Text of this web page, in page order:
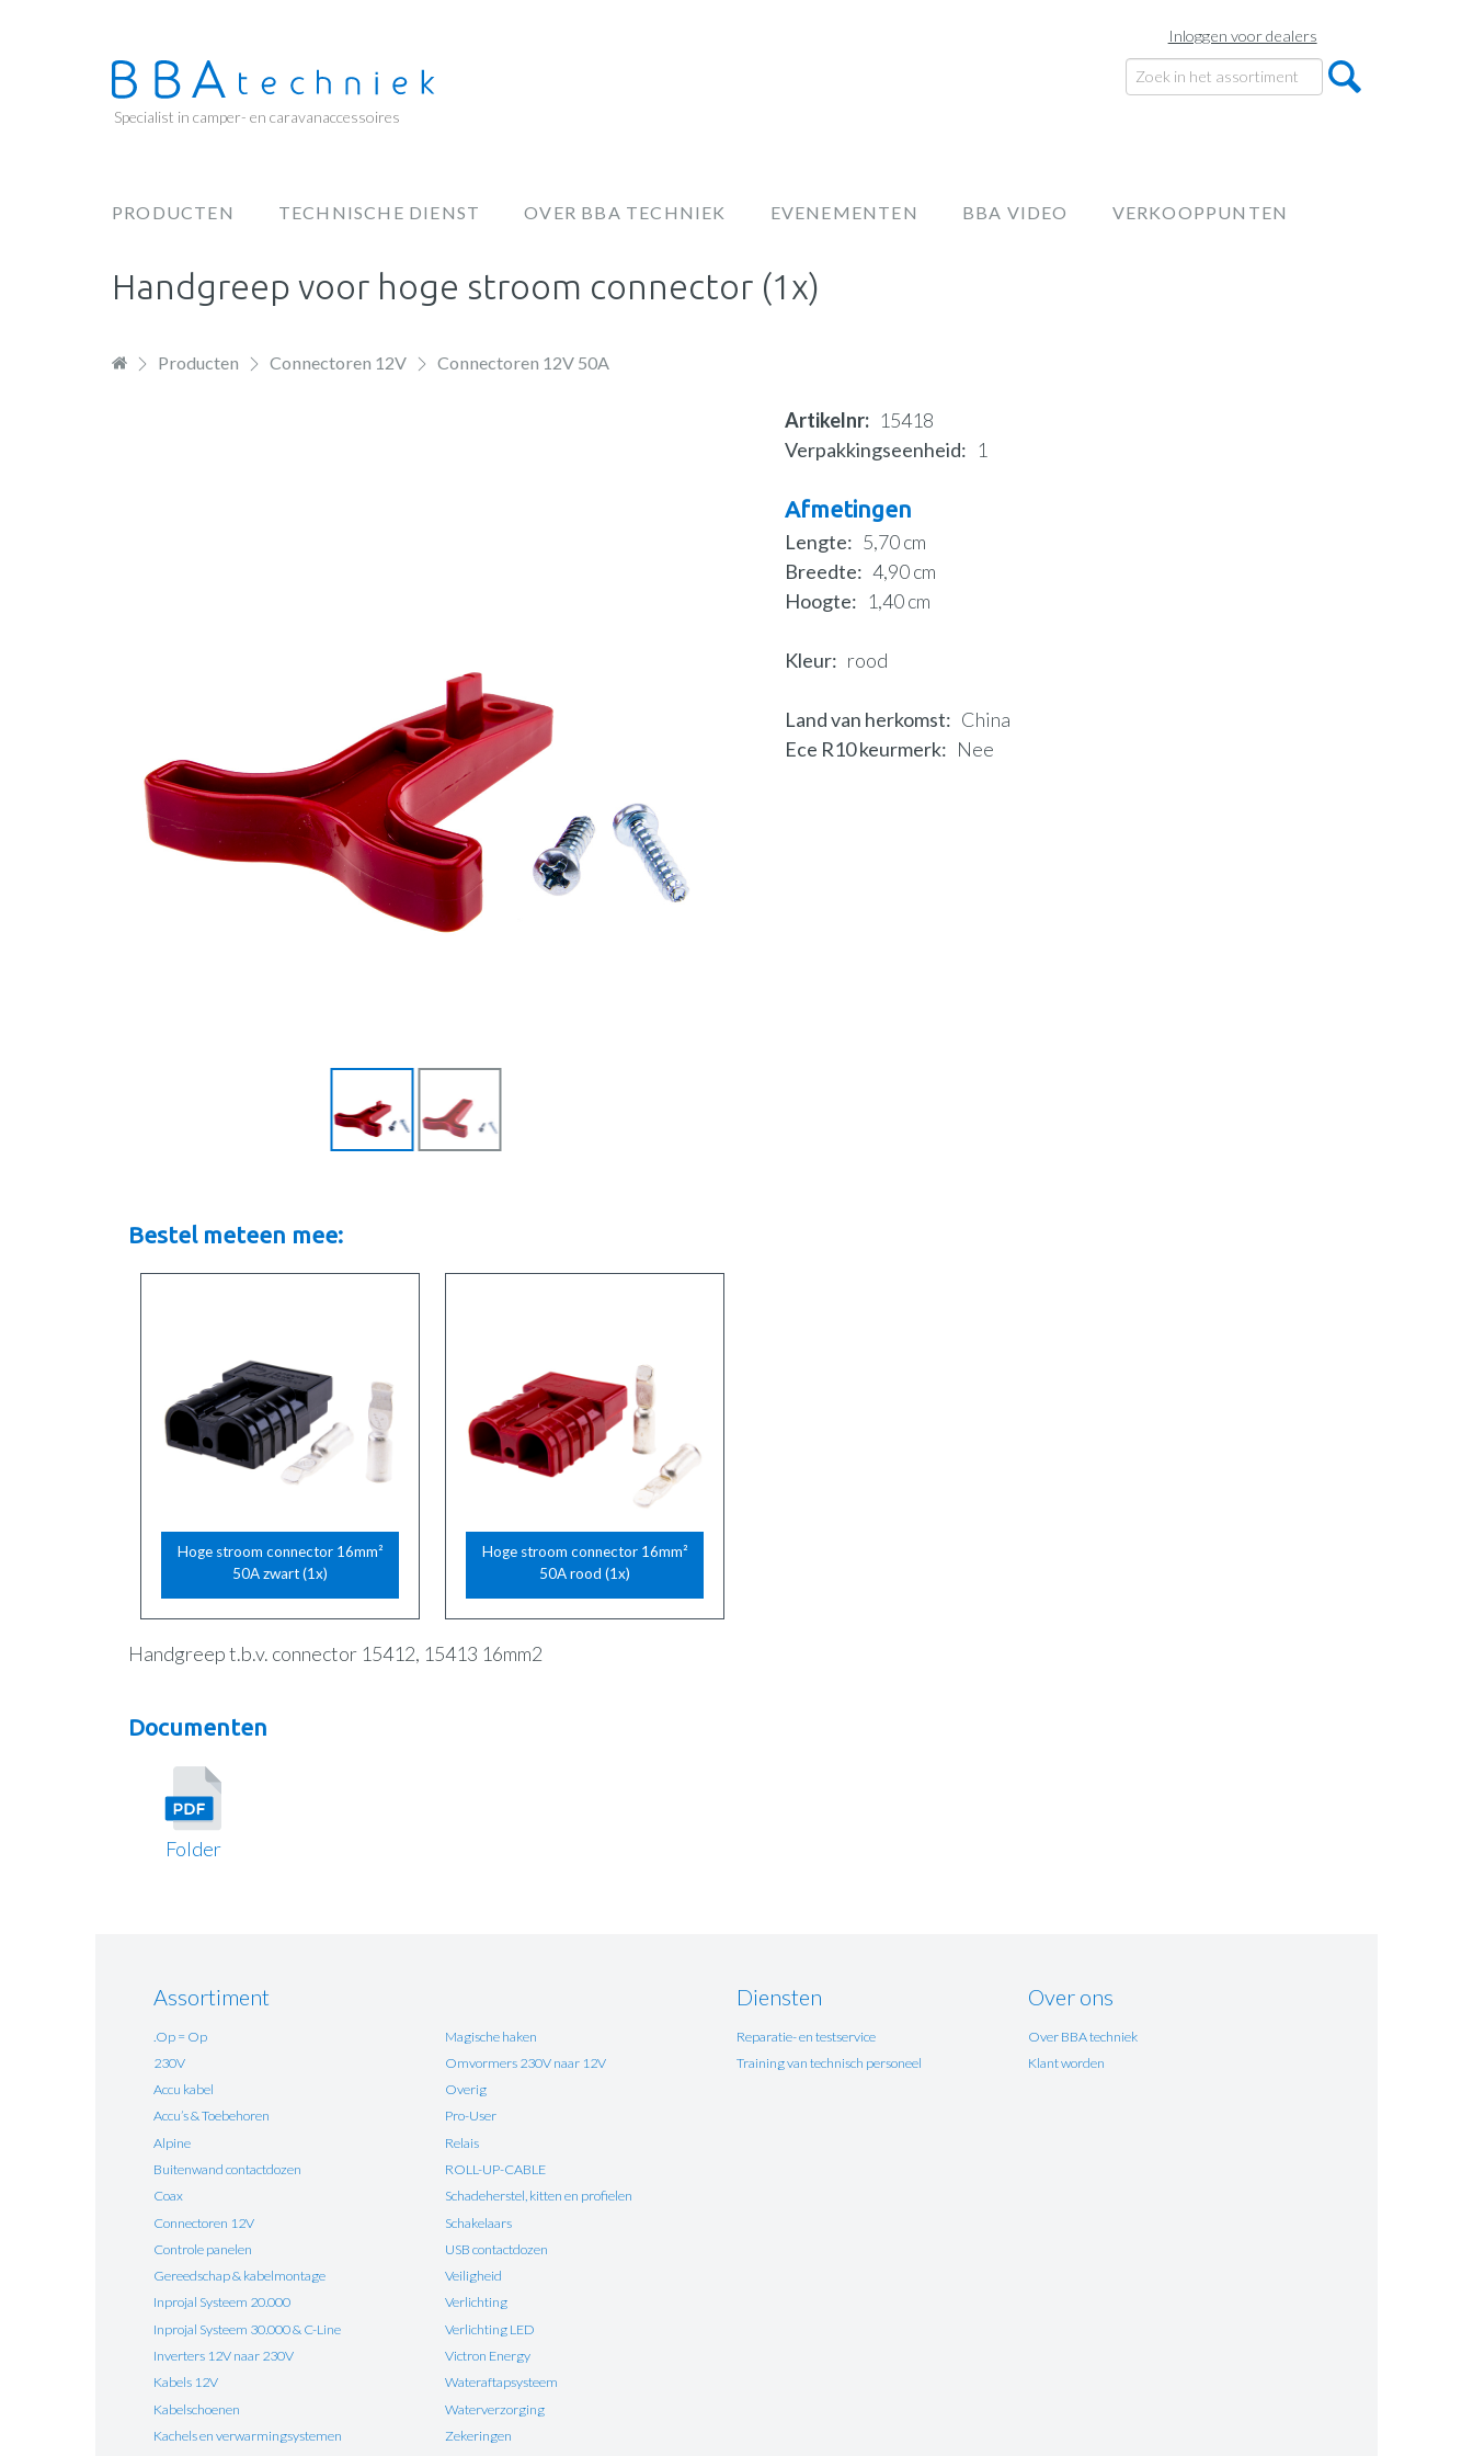
Inloggen voor dealers
Specialist in camper- en caravanaccessoires
PRODUCTEN TECHNISCHE DIENST OVER BBA TECHNIEK EVENEMENTEN BBA VIDEO VERKOOPPUNTEN
Handgreep voor hoge stroom connector (1x)
Producten Connectoren 12V Connectoren 12V 50A
Artikelnr
15418
Verpakkingseenheid
1
Afmetingen
Lengte
5,70 cm
Breedte
4,90 cm
Hoogte
1,40 cm
Kleur rood
Land van herkomst
China
Ece R10 keurmerk
Nee
Bestel meteen mee:
Hoge stroom connector 16mm²
50A zwart (1x)
Hoge stroom connector 16mm²
50A rood (1x)
Handgreep t.b.v. connector 15412, 15413 16mm2
Documenten
Folder
Assortiment
.Op = Op
230V
Accu kabel
Accu’s & Toebehoren
Alpine
Buitenwand contactdozen
Coax
Connectoren 12V
Controle panelen
Gereedschap & kabelmontage
Inprojal Systeem 20.000
Inprojal Systeem 30.000 & C-Line
Inverters 12V naar 230V
Kabels 12V
Kabelschoenen
Kachels en verwarmingsystemen
Magische haken
Omvormers 230V naar 12V
Overig
Pro-User
Relais
ROLL-UP-CABLE
Schadeherstel, kitten en profielen
Schakelaars
USB contactdozen
Veiligheid
Verlichting
Verlichting LED
Victron Energy
Wateraftapsysteem
Waterverzorging
Zekeringen
Diensten
Reparatie- en testservice
Training van technisch personeel
Over ons
Over BBA techniek
Klant worden